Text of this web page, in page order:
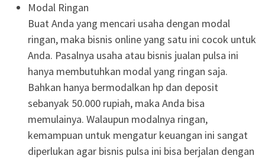
Modal Ringan
Buat Anda yang mencari usaha dengan modal
ringan, maka bisnis online yang satu ini cocok untuk
Anda. Pasalnya usaha atau bisnis jualan pulsa ini
hanya membutuhkan modal yang ringan saja.
Bahkan hanya bermodalkan hp dan deposit
sebanyak 50.000 rupiah, maka Anda bisa
memulainya. Walaupun modalnya ringan,
kemampuan untuk mengatur keuangan ini sangat
diperlukan agar bisnis pulsa ini bisa berjalan dengan